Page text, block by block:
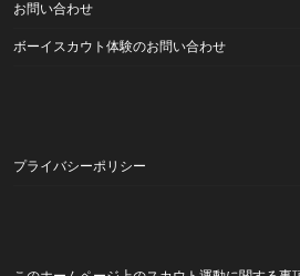
お問い合わせ
ボーイスカウト体験のお問い合わせ
プライバシーポリシー